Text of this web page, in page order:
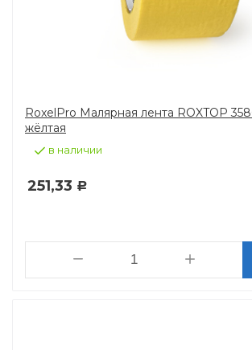
RoxelPro Малярная лента ROXTOP
жёлтая
в наличии
251,33 Р